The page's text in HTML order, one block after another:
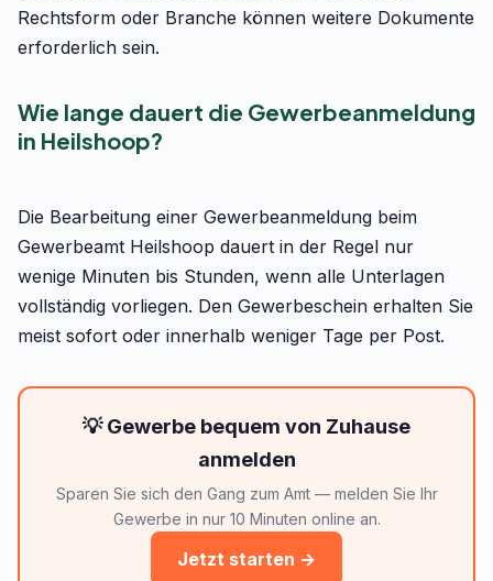
Rechtsform oder Branche können weitere Dokumente
erforderlich sein.
Wie lange dauert die Gewerbeanmeldung
in Heilshoop?
Die Bearbeitung einer Gewerbeanmeldung beim
Gewerbeamt Heilshoop dauert in der Regel nur
wenige Minuten bis Stunden, wenn alle Unterlagen
vollständig vorliegen. Den Gewerbeschein erhalten Sie
meist sofort oder innerhalb weniger Tage per Post.
💡 Gewerbe bequem von Zuhause
anmelden
Sparen Sie sich den Gang zum Amt — melden Sie Ihr
Gewerbe in nur 10 Minuten online an.
Jetzt starten →